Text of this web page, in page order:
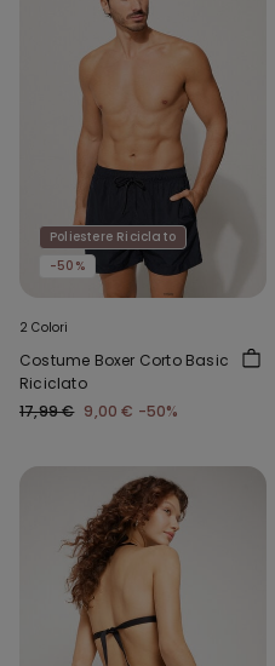
Poliestere Riciclato
-50%
2 Colori
Costume Boxer Corto Basic
Riciclato
17,99 € 9,00 € -50%